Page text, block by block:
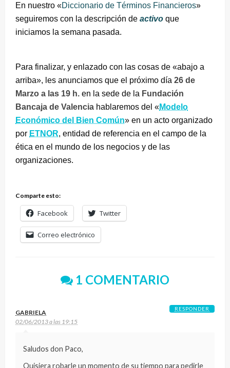
En nuestro «Diccionario de Términos Financieros»
seguiremos con la descripción de activo que
iniciamos la semana pasada.
Para finalizar, y enlazado con las cosas de «abajo a
arriba», les anunciamos que el próximo día 26 de
Marzo a las 19 h. en la sede de la Fundación
Bancaja de Valencia hablaremos del «Modelo
Económico del Bien Común» en un acto organizado
por ETNOR, entidad de referencia en el campo de la
ética en el mundo de los negocios y de las
organizaciones.
Comparte esto:
Facebook Twitter
Correo electrónico
1 COMENTARIO
GABRIELA
02/06/2013 a las 19:15
Saludos don Paco,
Quisiera robarle un momento de su tiempo para pedirle
RESPONDER